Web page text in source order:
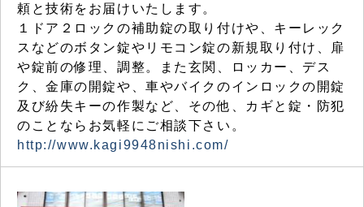
頼と技術をお届けいたします。
１ドア２ロックの補助錠の取り付けや、キーレック
スなどのボタン錠やリモコン錠の新規取り付け、扉
や錠前の修理、調整。また玄関、ロッカー、デス
ク、金庫の開錠や、車やバイクのインロックの開錠
及び紛失キーの作製など、その他、カギと錠・防犯
のことならお気軽にご相談下さい。
http://www.kagi9948nishi.com/